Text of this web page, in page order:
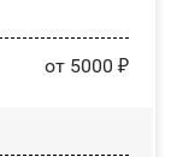
от 5000 ₽